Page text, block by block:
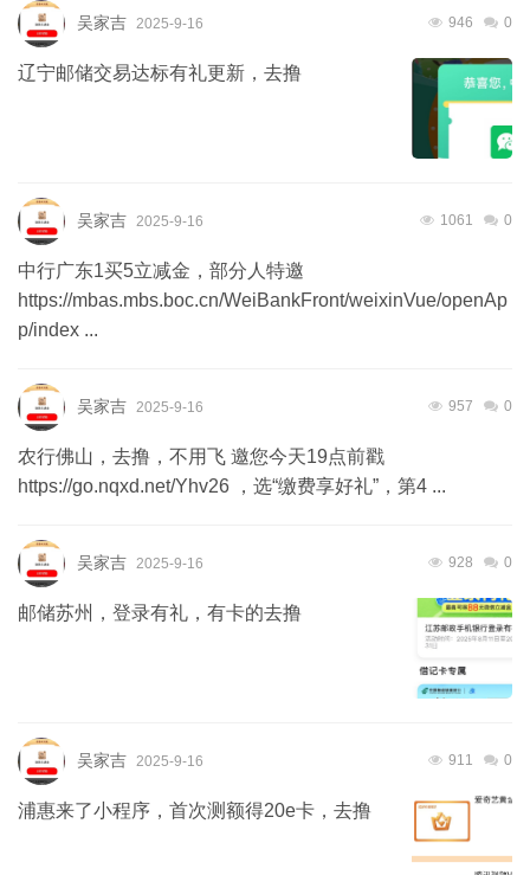
吴家吉 2025-9-16 946 0
辽宁邮储交易达标有礼更新，去撸
吴家吉 2025-9-16 1061 0
中行广东1买5立减金，部分人特邀
https://mbas.mbs.boc.cn/WeiBankFront/weixinVue/openAp
p/index ...
吴家吉 2025-9-16 957 0
农行佛山，去撸，不用飞 邀您今天19点前戳
https://go.nqxd.net/Yhv26 ，选“缴费享好礼”，第4 ...
吴家吉 2025-9-16 928 0
邮储苏州，登录有礼，有卡的去撸
吴家吉 2025-9-16 911 0
浦惠来了小程序，首次测额得20e卡，去撸